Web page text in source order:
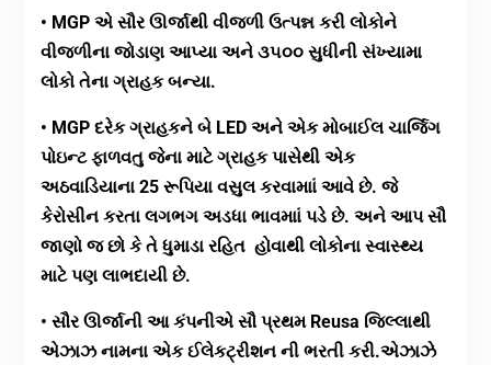
• MGP એ સૌર ઊર્જાથી વીજળી ઉત્પન્ન કરી લોકોને
વીજળીના જોડાણ આપ્યા અને ૩૫૦૦ સુધીની સંખ્યામા
લોકો તેના ગ્રાહક બન્યા.
• MGP દરેક ગ્રાહકને બે LED અને એક મોબાઈલ ચાર્જિગ
પોઇન્ટ ફાળવતુ જેના માટે ગ્રાહક પાસેથી એક
અઠવાડિયાના 25 રૂપિયા વસુલ કરવામાાં આવે છે. જે
કેરોસીન કરતા લગભગ અડધા ભાવમાાં પડે છે. અને આપ સૌ
જાણો જ છો કે તે ધુમાડા રહિત હોવાથી લોકોના સ્વાસ્થ્ય
માટે પણ લાભદાયી છે.
• સૌર ઊર્જાની આ કંપનીએ સૌ પ્રથમ Reusa જિલ્લાથી
એઝાઝ નામના એક ઈલેકટ્રીશન ની ભરતી કરી.એઝાઝે